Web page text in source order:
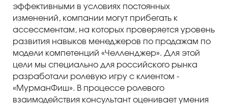
эффективными в условиях постоянных
изменений, компании могут прибегать к
ассессментам, на которых проверяется уровень
развития навыков менеджеров по продажам по
модели компетенций «Челленджер». Для этой
цели мы специально для российского рынка
разработали ролевую игру с клиентом -
«МурманФиш». В процессе ролевого
взаимодействия консультант оценивает умения